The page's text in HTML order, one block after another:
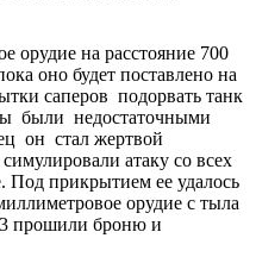
орудие на расстояние 700
оно будет поставлено на
саперов подорвать танк
были недостаточными
он стал жертвой
атаку со всех
Под прикрытием ее удалось
орудие с тыла
прошили броню и